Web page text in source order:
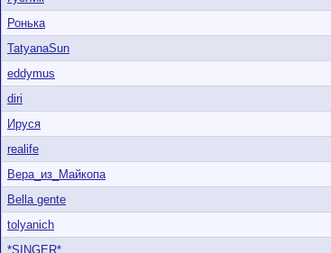
Ронька
TatyanaSun
eddymus
diri
Ируся
realife
Вера_из_Майкопа
Bella gente
tolyanich
*SINGER*